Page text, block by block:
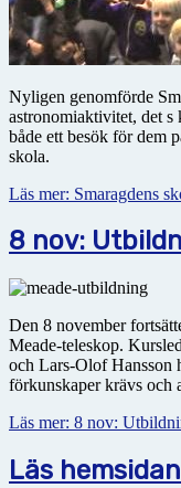
Nyligen genomförde
astronomiaktivitet, det s
både ett besök för dem
skola.
Läs mer: Smaragdens
8 nov:
Den 8 november
Meade-teleskop.
och Lars-Olof Hansson
förkunskaper krävs och
Läs mer: 8 nov:
Läs